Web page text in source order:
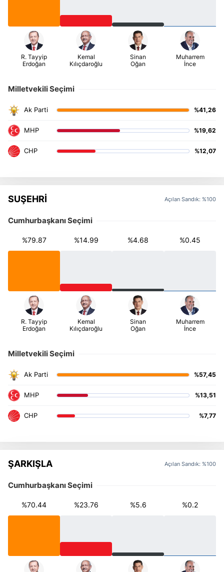
Milletvekili Seçimi
%41,26
%19,62
%12,07
SUŞEHRİ Açılan Sandık: %100
Cumhurbaşkanı Seçimi
%79.87 %14.99 %4.68 %0.45
Milletvekili Seçimi
%57,45
%13,51
%7,77
ŞARKIŞLA Açılan Sandık: %100
Cumhurbaşkanı Seçimi
%70.44 %23.76 %5.6 %0.2